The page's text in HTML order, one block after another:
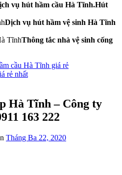
vụ hút hầm cầu Hà Tĩnh.Hút
Dịch vụ hút hầm vệ sinh Hà Tĩnh
TĩnhThông tắc nhà vệ sinh cống
cầu Hà Tĩnh giá rẻ
rẻ nhất
Hà Tĩnh – Công ty
163 222
Tháng Ba 22, 2020